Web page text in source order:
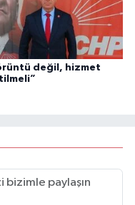
değil, hizmet